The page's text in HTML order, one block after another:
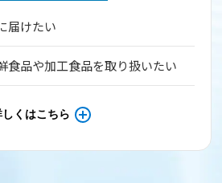
届けたい
食品や加工食品を取り扱いたい
しくはこちら